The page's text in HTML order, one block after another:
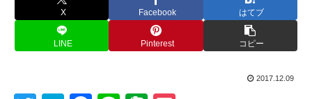
X Facebook はてブ
LINE Pinterest コピー
2017.12.09